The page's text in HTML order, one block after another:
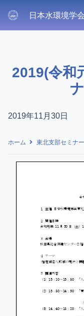
日本水環境学
2019(令和
2019年11月30日
ホーム 東北支部セミナー